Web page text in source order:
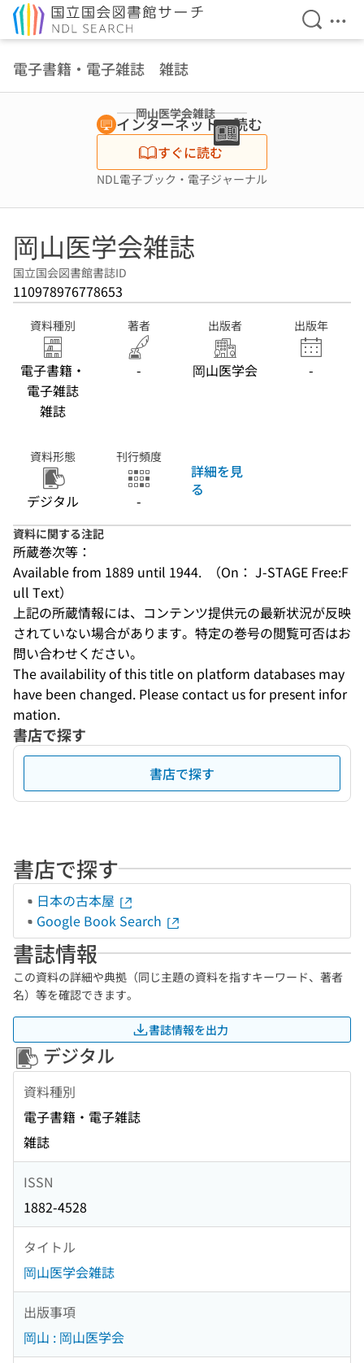
検索を
メ
電子書籍・電子雑誌 雑誌
岡山医学会雑誌
インターネットで読む
すぐに読む
NDL電子ブック・電子ジャーナル
岡山医学会雑誌
国立国会図書館書誌ID
110978976778653
資料種別
電子書籍・
電子雑誌
雑誌
著者
-
出版者
岡山医学会
出版年
-
資料形態
デジタル
刊行頻度
-
詳細を見
る
資料に関する注記
所蔵巻次等：
Available from 1889 until 1944.  （On： J-STAGE Free:F
ull Text）
上記の所蔵情報には、コンテンツ提供元の最新状況が反映
されていない場合があります。特定の巻号の閲覧可否はお
問い合わせください。
The availability of this title on platform databases may
have been changed. Please contact us for present infor
mation.
書店で探す
書店で探す
書店で探す
日本の古本屋
Google Book Search
書誌情報
この資料の詳細や典拠（同じ主題の資料を指すキーワード、著者
名）等を確認できます。
書誌情報を出力
デジタル
資料種別
電子書籍・電子雑誌
雑誌
ISSN
1882-4528
タイトル
岡山医学会雑誌
出版事項
岡山 : 岡山医学会